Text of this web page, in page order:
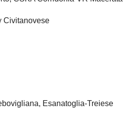
Civitanovese
Esanatoglia-Treiese